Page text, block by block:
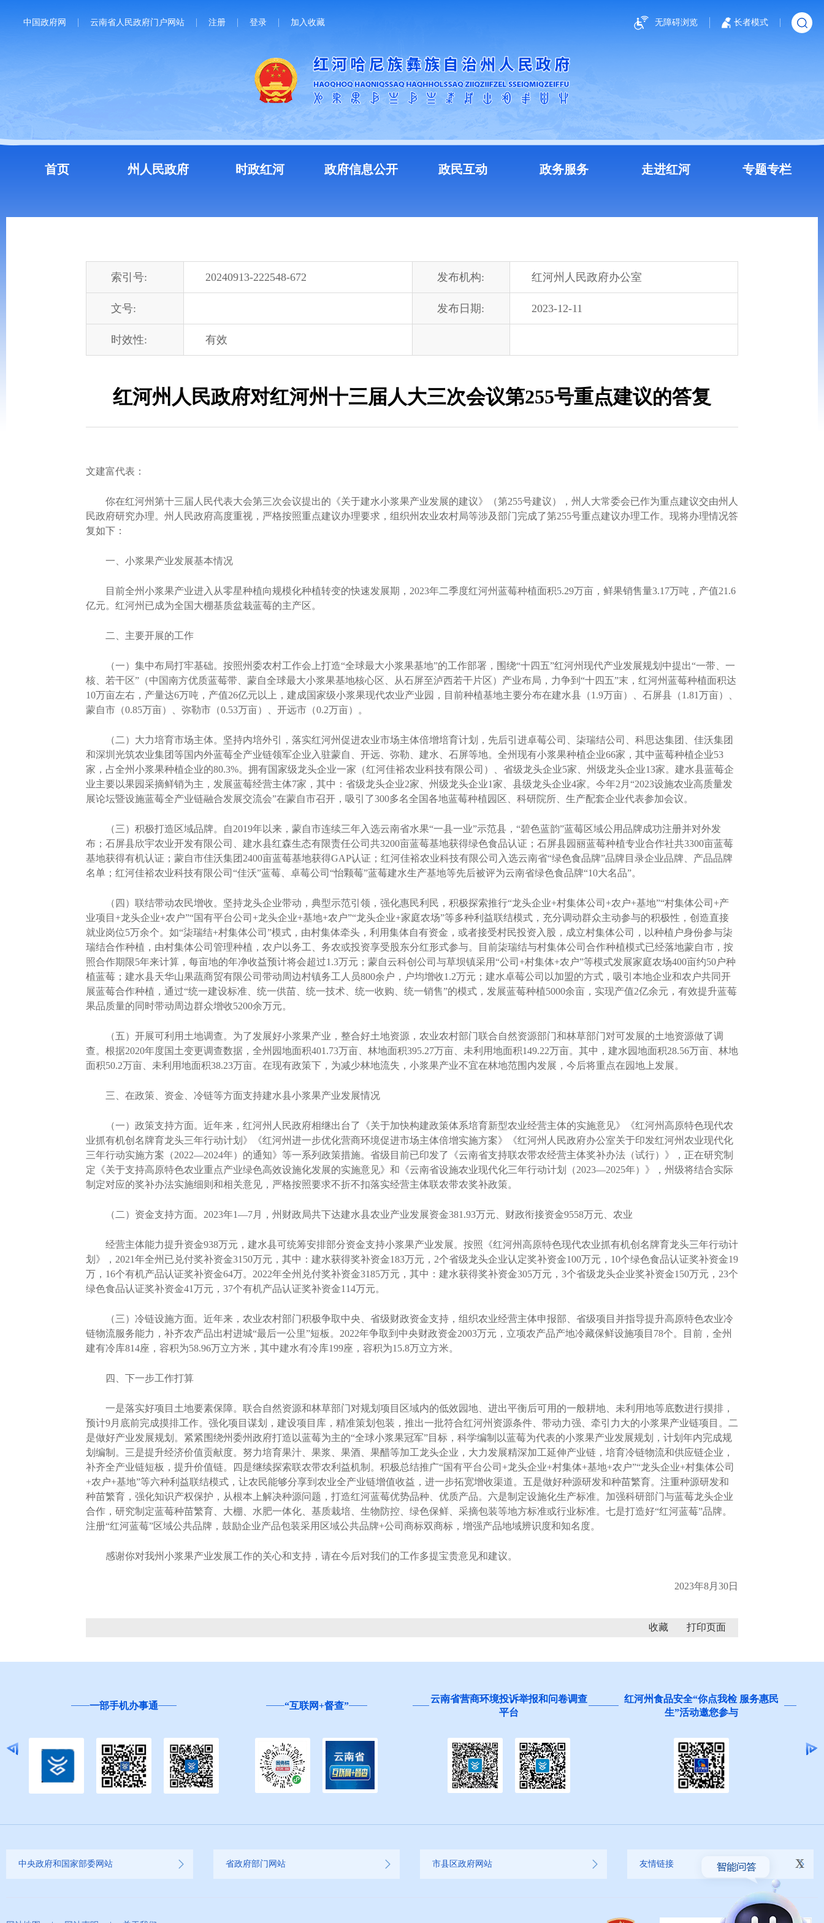
中国政府网 云南省人民政府门户网站 注册 登录 加入收藏 无障碍浏览 长者模式
首页 州人民政府 时政红河 政府信息公开 政民互动 政务服务 走进红河 专题专栏
索引号: 20240913-222548-672 发布机构: 红河州人民政府办公室
文号: 发布日期: 2023-12-11
时效性: 有效
红河州人民政府对红河州十三届人大三次会议第255号重点建议的答复
文建富代表：
你在红河州第十三届人民代表大会第三次会议提出的《关于建水小浆果产业发展的建议》（第255号建议），州人大常委会已作为重点建议交由州人
民政府研究办理。州人民政府高度重视，严格按照重点建议办理要求，组织州农业农村局等涉及部门完成了第255号重点建议办理工作。现将办理情况答
复如下：
一、小浆果产业发展基本情况
目前全州小浆果产业进入从零星种植向规模化种植转变的快速发展期，2023年二季度红河州蓝莓种植面积5.29万亩，鲜果销售量3.17万吨，产值21.6
亿元。红河州已成为全国大棚基质盆栽蓝莓的主产区。
二、主要开展的工作
（一）集中布局打牢基础。按照州委农村工作会上打造“全球最大小浆果基地”的工作部署，围绕“十四五”红河州现代产业发展规划中提出“一带、一
核、若干区”（中国南方优质蓝莓带、蒙自全球最大小浆果基地核心区、从石屏至泸西若干片区）产业布局，力争到“十四五”末，红河州蓝莓种植面积达
10万亩左右，产量达6万吨，产值26亿元以上，建成国家级小浆果现代农业产业园，目前种植基地主要分布在建水县（1.9万亩）、石屏县（1.81万亩）、
蒙自市（0.85万亩）、弥勒市（0.53万亩）、开远市（0.2万亩）。
（二）大力培育市场主体。坚持内培外引，落实红河州促进农业市场主体倍增培育计划，先后引进卓莓公司、柒瑞结公司、科思达集团、佳沃集团
和深圳光筑农业集团等国内外蓝莓全产业链领军企业入驻蒙自、开远、弥勒、建水、石屏等地。全州现有小浆果种植企业66家，其中蓝莓种植企业53
家，占全州小浆果种植企业的80.3%。拥有国家级龙头企业一家（红河佳裕农业科技有限公司）、省级龙头企业5家、州级龙头企业13家。建水县蓝莓企
业主要以果园采摘鲜销为主，发展蓝莓经营主体7家，其中：省级龙头企业2家、州级龙头企业1家、县级龙头企业4家。今年2月“2023设施农业高质量发
展论坛暨设施蓝莓全产业链融合发展交流会”在蒙自市召开，吸引了300多名全国各地蓝莓种植园区、科研院所、生产配套企业代表参加会议。
（三）积极打造区域品牌。自2019年以来，蒙自市连续三年入选云南省水果“一县一业”示范县，“碧色蓝韵”蓝莓区域公用品牌成功注册并对外发
布；石屏县欣宇农业开发有限公司、建水县红森生态有限责任公司共3200亩蓝莓基地获得绿色食品认证；石屏县园丽蓝莓种植专业合作社共3300亩蓝莓
基地获得有机认证；蒙自市佳沃集团2400亩蓝莓基地获得GAP认证；红河佳裕农业科技有限公司入选云南省“绿色食品牌”品牌目录企业品牌、产品品牌
名单；红河佳裕农业科技有限公司“佳沃”蓝莓、卓莓公司“怡颗莓”蓝莓建水生产基地等先后被评为云南省绿色食品牌“10大名品”。
（四）联结带动农民增收。坚持龙头企业带动，典型示范引领，强化惠民利民，积极探索推行“龙头企业+村集体公司+农户+基地”“村集体公司+产
业项目+龙头企业+农户”“国有平台公司+龙头企业+基地+农户”“龙头企业+家庭农场”等多种利益联结模式，充分调动群众主动参与的积极性，创造直接
就业岗位5万余个。如“柒瑞结+村集体公司”模式，由村集体牵头，利用集体自有资金，或者接受村民投资入股，成立村集体公司，以种植户身份参与柒
瑞结合作种植，由村集体公司管理种植，农户以务工、务农或投资享受股东分红形式参与。目前柒瑞结与村集体公司合作种植模式已经落地蒙自市，按
照合作期限5年来计算，每亩地的年净收益预计将会超过1.3万元；蒙自云科创公司与草坝镇采用“公司+村集体+农户”等模式发展家庭农场400亩约50户种
植蓝莓；建水县天华山果蔬商贸有限公司带动周边村镇务工人员800余户，户均增收1.2万元；建水卓莓公司以加盟的方式，吸引本地企业和农户共同开
展蓝莓合作种植，通过“统一建设标准、统一供苗、统一技术、统一收购、统一销售”的模式，发展蓝莓种植5000余亩，实现产值2亿余元，有效提升蓝莓
果品质量的同时带动周边群众增收5200余万元。
（五）开展可利用土地调查。为了发展好小浆果产业，整合好土地资源，农业农村部门联合自然资源部门和林草部门对可发展的土地资源做了调
查。根据2020年度国土变更调查数据，全州园地面积401.73万亩、林地面积395.27万亩、未利用地面积149.22万亩。其中，建水园地面积28.56万亩、林地
面积50.2万亩、未利用地面积38.23万亩。在现有政策下，为减少林地流失，小浆果产业不宜在林地范围内发展，今后将重点在园地上发展。
三、在政策、资金、冷链等方面支持建水县小浆果产业发展情况
（一）政策支持方面。近年来，红河州人民政府相继出台了《关于加快构建政策体系培育新型农业经营主体的实施意见》《红河州高原特色现代农
业抓有机创名牌育龙头三年行动计划》《红河州进一步优化营商环境促进市场主体倍增实施方案》《红河州人民政府办公室关于印发红河州农业现代化
三年行动实施方案（2022—2024年）的通知》等一系列政策措施。省级目前已印发了《云南省支持联农带农经营主体奖补办法（试行）》，正在研究制
定《关于支持高原特色农业重点产业绿色高效设施化发展的实施意见》和《云南省设施农业现代化三年行动计划（2023—2025年）》，州级将结合实际
制定对应的奖补办法实施细则和相关意见，严格按照要求不折不扣落实经营主体联农带农奖补政策。
（二）资金支持方面。2023年1—7月，州财政局共下达建水县农业产业发展资金381.93万元、财政衔接资金9558万元、农业
经营主体能力提升资金938万元，建水县可统筹安排部分资金支持小浆果产业发展。按照《红河州高原特色现代农业抓有机创名牌育龙头三年行动计
划》，2021年全州已兑付奖补资金3150万元，其中：建水获得奖补资金183万元，2个省级龙头企业认定奖补资金100万元，10个绿色食品认证奖补资金19
万，16个有机产品认证奖补资金64万。2022年全州兑付奖补资金3185万元，其中：建水获得奖补资金305万元，3个省级龙头企业奖补资金150万元，23个
绿色食品认证奖补资金41万元，37个有机产品认证奖补资金114万元。
（三）冷链设施方面。近年来，农业农村部门积极争取中央、省级财政资金支持，组织农业经营主体申报部、省级项目并指导提升高原特色农业冷
链物流服务能力，补齐农产品出村进城“最后一公里”短板。2022年争取到中央财政资金2003万元，立项农产品产地冷藏保鲜设施项目78个。目前，全州
建有冷库814座，容积为58.96万立方米，其中建水有冷库199座，容积为15.8万立方米。
四、下一步工作打算
一是落实好项目土地要素保障。联合自然资源和林草部门对规划项目区域内的低效园地、进出平衡后可用的一般耕地、未利用地等底数进行摸排，
预计9月底前完成摸排工作。强化项目谋划，建设项目库，精准策划包装，推出一批符合红河州资源条件、带动力强、牵引力大的小浆果产业链项目。二
是做好产业发展规划。紧紧围绕州委州政府打造以蓝莓为主的“全球小浆果冠军”目标，科学编制以蓝莓为代表的小浆果产业发展规划，计划年内完成规
划编制。三是提升经济价值贡献度。努力培育果汁、果浆、果酒、果醋等加工龙头企业，大力发展精深加工延伸产业链，培育冷链物流和供应链企业，
补齐全产业链短板，提升价值链。四是继续探索联农带农利益机制。积极总结推广“国有平台公司+龙头企业+村集体+基地+农户”“龙头企业+村集体公司
+农户+基地”等六种利益联结模式，让农民能够分享到农业全产业链增值收益，进一步拓宽增收渠道。五是做好种源研发和种苗繁育。注重种源研发和
种苗繁育，强化知识产权保护，从根本上解决种源问题，打造红河蓝莓优势品种、优质产品。六是制定设施化生产标准。加强科研部门与蓝莓龙头企业
合作，研究制定蓝莓种苗繁育、大棚、水肥一体化、基质栽培、生物防控、绿色保鲜、采摘包装等地方标准或行业标准。七是打造好“红河蓝莓”品牌。
注册“红河蓝莓”区域公共品牌，鼓励企业产品包装采用区域公共品牌+公司商标双商标，增强产品地域辨识度和知名度。
感谢你对我州小浆果产业发展工作的关心和支持，请在今后对我们的工作多提宝贵意见和建议。
2023年8月30日
收藏
“互联网+督查”
云南省营商环境投诉举报和问卷调查
平台
红河州食品安全“你点我检 服务惠民
生”活动邀您参与
阻碍民营经济发展壮大问题线索征
集
中央政府和国家部委网站 省政府部门网站 市县区政府网站 友情链接 x